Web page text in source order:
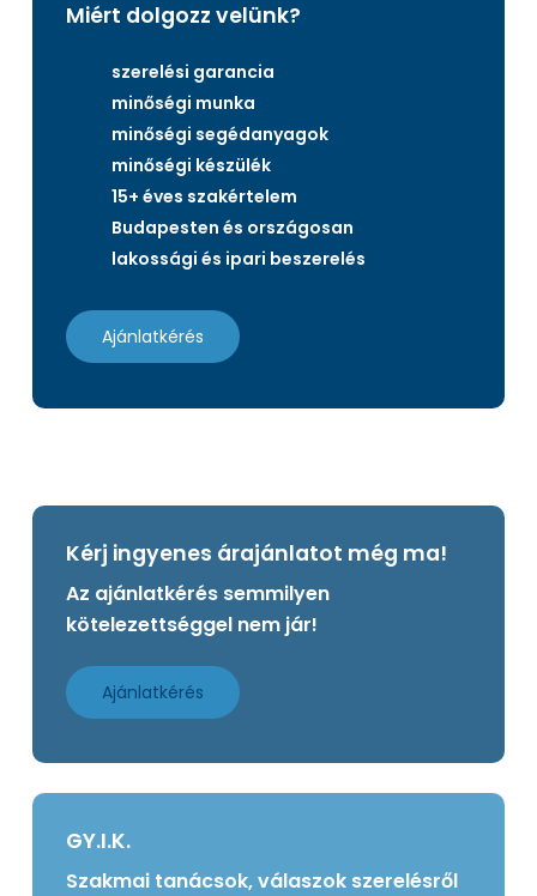
Miért dolgozz velünk?
szerelési garancia
minőségi munka
minőségi segédanyagok
minőségi készülék
15+ éves szakértelem
Budapesten és országosan
lakossági és ipari beszerelés
Ajánlatkérés
Kérj ingyenes árajánlatot még ma!
Az ajánlatkérés semmilyen
kötelezettséggel nem jár!
Ajánlatkérés
GY.I.K.
Szakmai tanácsok, válaszok szerelésről